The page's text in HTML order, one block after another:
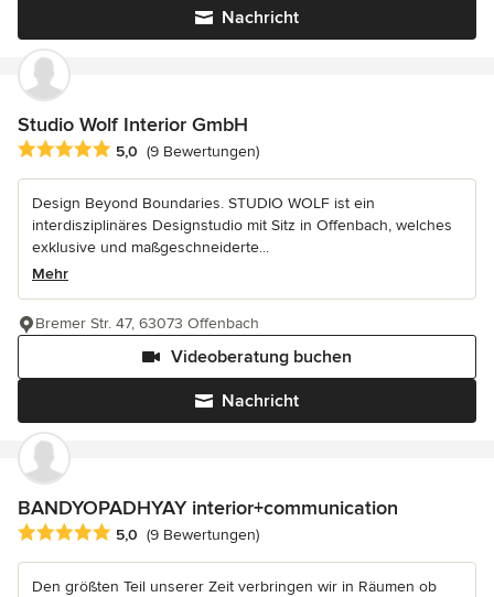
Nachricht
Studio Wolf Interior GmbH
Durchschnittliche Bewertung: 5 von 5 Sternen
5,0 (9 Bewertungen)
Design Beyond Boundaries. STUDIO WOLF ist ein
interdisziplinäres Designstudio mit Sitz in Offenbach, welches
exklusive und maßgeschneiderte...
Mehr
Nachricht
Videoberatung buchen
Bremer Str. 47, 63073 Offenbach
BANDYOPADHYAY interior+communication
Durchschnittliche Bewertung: 5 von 5 Sternen
5,0 (9 Bewertungen)
Den größten Teil unserer Zeit verbringen wir in Räumen ob